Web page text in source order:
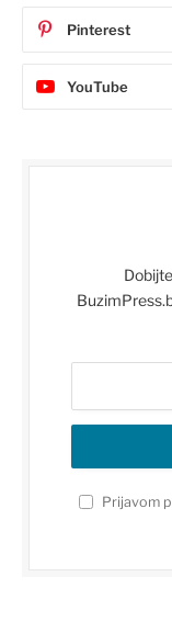
Pinterest
YouTube
Prijavom